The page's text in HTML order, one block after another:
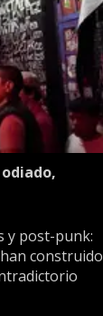
y post-punk:
construido